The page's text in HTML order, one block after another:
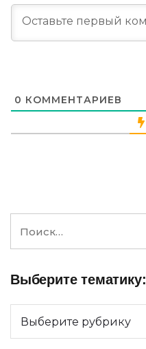
0 КОММЕНТАРИЕВ
Выберите тематику: